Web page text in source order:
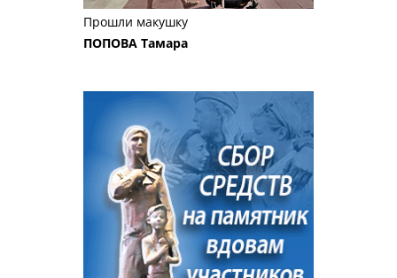
Прошли макушку
ПОПОВА Тамара